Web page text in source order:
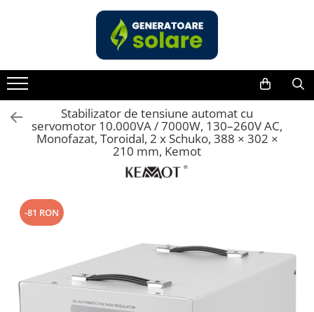
Acasa
Statii de Alimentare Portabile
Cauta dupa capacitate
Pana in 1000W
Cauta dupa marca
Bluetti
Pecron
Oscal
Stabilizator de tensiune automat cu
servomotor 10.000VA / 7000W, 130–260V AC,
Monofazat, Toroidal, 2 x Schuko, 388 × 302 ×
210 mm, Kemot
-81 RON